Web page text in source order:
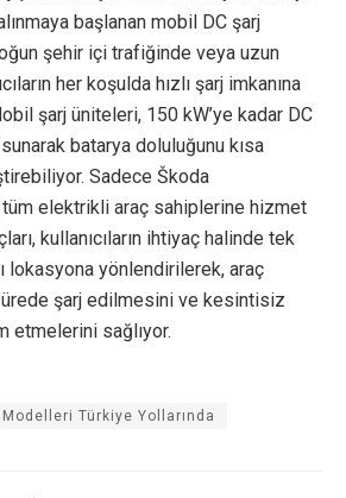
başlanan mobil DC şarj
şehir içi trafiğinde veya uzun
her koşulda hızlı şarj imkanına
şarj üniteleri, 150 kW’ye kadar DC
batarya doluluğunu kısa
Sadece Škoda
tüm elektrikli araç sahiplerine hizmet
kullanıcıların ihtiyaç halinde tek
lokasyona yönlendirilerek, araç
sürede şarj edilmesini ve kesintisiz
etmelerini sağlıyor.
Türkiye Yollarında